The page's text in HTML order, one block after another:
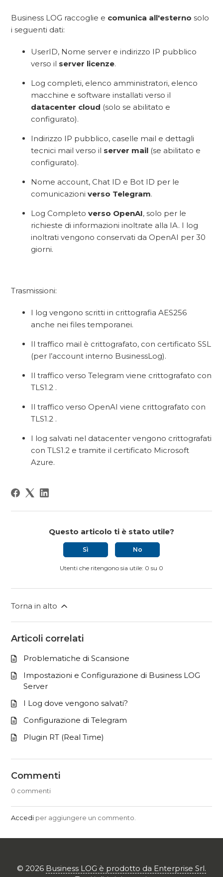
Business LOG raccoglie e comunica all'esterno solo
i seguenti dati:
UserID, Nome server e indirizzo IP pubblico
verso il server licenze.
Log completi, elenco amministratori, elenco
macchine e software installati verso il
datacenter cloud (solo se abilitato e
configurato).
Indirizzo IP pubblico, caselle mail e dettagli
tecnici mail verso il server mail (se abilitato e
configurato).
Nome account, Chat ID e Bot ID per le
comunicazioniverso Telegram.
Log Completoverso OpenAI, solo per le
richieste di informazioni inoltrate alla IA. I log
inoltrati vengono conservati da OpenAI per 30
giorni.
Trasmissioni:
I log vengono scritti in crittografia AES256
anche nei files temporanei.
Il traffico mail è crittografato, con certificato SSL
(per l’account interno BusinessLog).
Il traffico verso Telegram viene crittografato con
TLS1.2 .
Il traffico verso OpenAI viene crittografato con
TLS1.2 .
I log salvati nel datacenter vengono crittografati
con TLS1.2 e tramite il certificato Microsoft
Azure.
Questo articolo ti è stato utile?
Sì No
Utenti che ritengono sia utile: 0 su 0
Torna in alto
Articoli correlati
Problematiche di Scansione
Impostazioni e Configurazione di Business LOG
Server
I Log dove vengono salvati?
Configurazione di Telegram
Plugin RT (Real Time)
Commenti
0 commenti
Accedi per aggiungere un commento.
© 2026 Business LOG è prodotto da Enterprise Srl.